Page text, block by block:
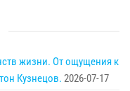
жизни. От ощущения к
Кузнецов. 2026-07-17